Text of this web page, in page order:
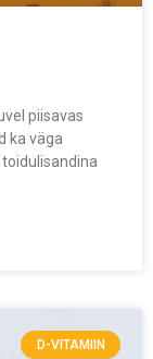
piisavas
ka väga
D-VITAMIIN